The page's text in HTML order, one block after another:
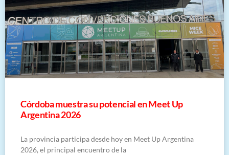
Córdoba muestra su potencial en Meet Up
Argentina 2026
La provincia participa desde hoy en Meet Up Argentina
2026, el principal encuentro de la